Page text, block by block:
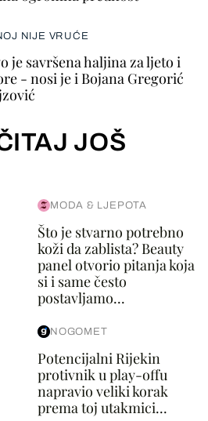
NIJE VRUĆE
je savršena haljina za ljeto i
- nosi je i Bojana Gregorić
JOŠ
MODA & LJEPOTA
Što je stvarno potrebno
koži da zablista? Beauty
panel otvorio pitanja koja
si i same često
postavljamo...
NOGOMET
Potencijalni Rijekin
protivnik u play-offu
napravio veliki korak
prema toj utakmici...